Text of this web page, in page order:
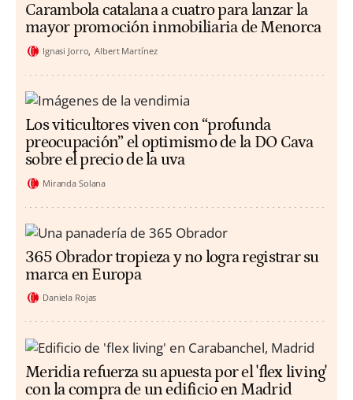
Carambola catalana a cuatro para lanzar la
mayor promoción inmobiliaria de Menorca
Ignasi Jorro Albert Martínez
Los viticultores viven con “profunda
preocupación” el optimismo de la DO Cava
sobre el precio de la uva
Miranda Solana
365 Obrador tropieza y no logra registrar su
marca en Europa
Daniela Rojas
Meridia refuerza su apuesta por el 'flex living'
con la compra de un edificio en Madrid